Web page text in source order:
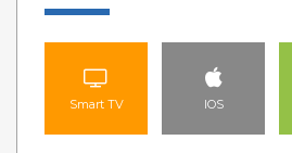
Smart TV IOS